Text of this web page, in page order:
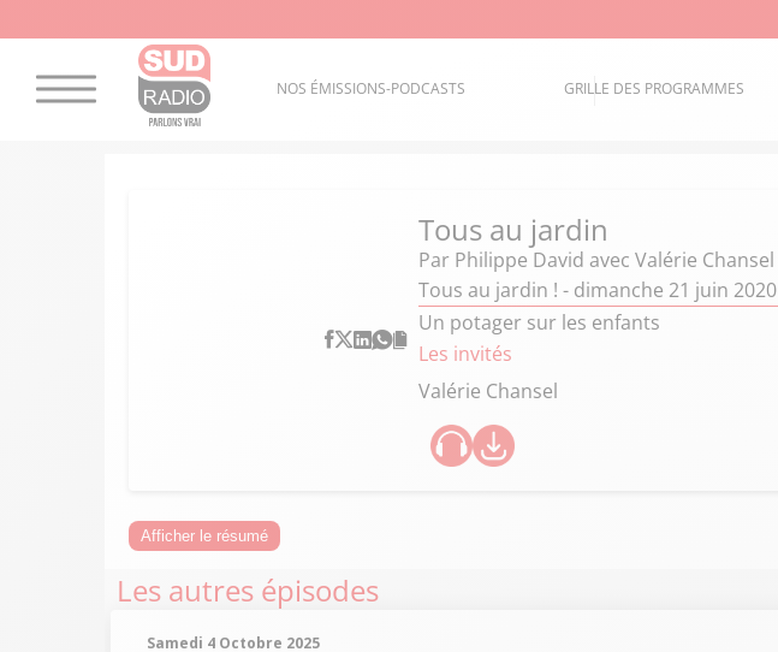
NOS ÉMISSIONS-PODCASTS GRILLE DES PROGRAMMES
Tous au jardin
Par Philippe David avec Valérie Chansel
Tous au jardin ! - dimanche 21 juin 2020
Un potager sur les enfants
Les invités
Valérie Chansel
Afficher le résumé
Les autres épisodes
Samedi 4 Octobre 2025